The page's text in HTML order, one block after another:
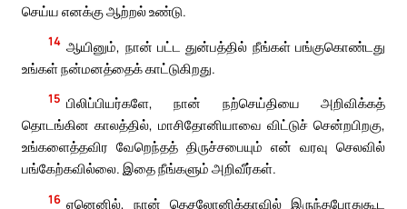
செய்ய எனக்கு ஆற்றல் உண்டு.
14 ஆயினும், நான் பட்ட துன்பத்தில் நீங்கள் பங்குகொண்டது
உங்கள் நன்மனத்தைக் காட்டுகிறது.
15 பிலிப்பியர்களே, நான் நற்செய்தியை அறிவிக்கத்
தொடங்கின காலத்தில், மாசிதோனியாவை விட்டுச் சென்றபிறகு,
உங்களைத்தவிர வேறெந்தத் திருச்சபையும் என் வரவு செலவில்
பங்கேற்கவில்லை. இதை நீங்களும் அறிவீர்கள்.
16 ஏனெனில், நான் தெசலோனிக்காவில் இருந்தபோதுகூட